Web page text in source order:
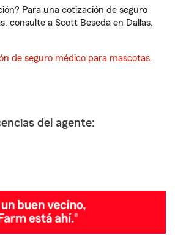
Para una cotización de seguro
consulte a Scott Beseda en Dallas,
de seguro médico para mascotas.
del agente: